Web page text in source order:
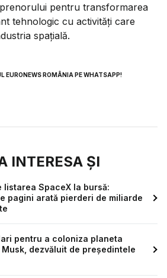
pentru transformarea
tehnologic cu activități care
spațială.
EURONEWS ROMÂNIA PE WHATSAPP!
INTERESA ȘI
listarea SpaceX la bursă:
pagini arată pierderi de miliarde
pentru a coloniza planeta
dezvăluit de președintele